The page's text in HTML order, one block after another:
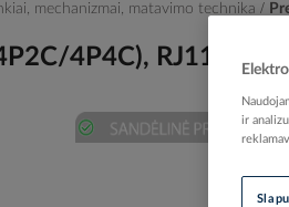
mechanizmai, matavimo technika
4P4C), RJ11
ir